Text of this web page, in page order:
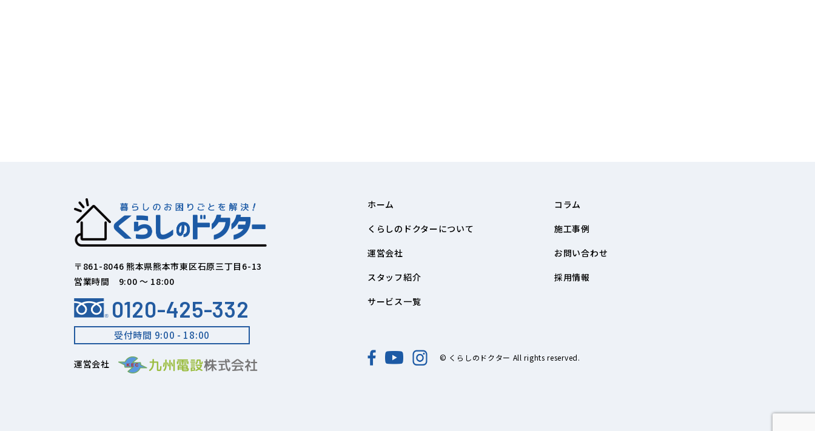
〒861-8046 熊本県熊本市東区石原三丁目6-13
営業時間 9:00 ～ 18:00
0120-425-332
受付時間 9:00 - 18:00
運営会社
ホーム
くらしのドクターについて
運営会社
スタッフ紹介
サービス一覧
コラム
施工事例
お問い合わせ
採用情報
© くらしのドクター All rights reserved.